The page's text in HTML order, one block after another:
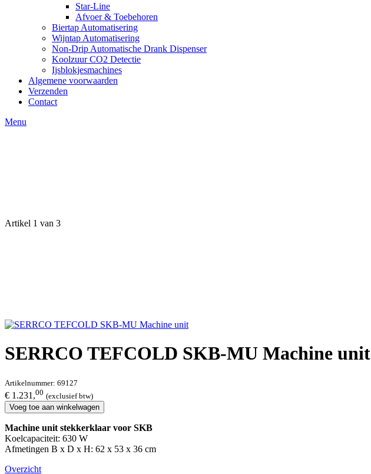
Star-Line
Afvoer & Toebehoren
Biertap Automatisering
Wijntap Automatisering
Non-Drip Automatische Drank Dispenser
Koolzuur CO2 Detectie
Ijsblokjesmachines
Algemene voorwaarden
Verzenden
Contact
Menu
Artikel 1 van 3
SERRCO TEFCOLD SKB-MU Machine unit
Artikelnummer: 69127
€ 1.231,00 (exclusief btw)
Voeg toe aan winkelwagen
Machine unit stekkerklaar voor SKB
Koelcapaciteit: 630 W
Afmetingen B x D x H: 62 x 53 x 36 cm
Overzicht